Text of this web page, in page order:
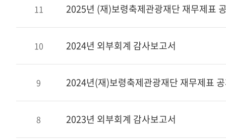
11 2025년 (재)보령축제관광재단 재무제표
10 2024년 외부회계 감사보고서
9 2024년(재)보령축제관광재단 재무제표
8 2023년 외부회계 감사보고서